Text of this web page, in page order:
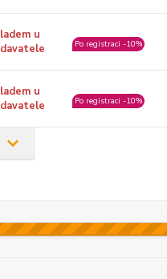
u
Po registraci -10%
u
Po registraci -10%